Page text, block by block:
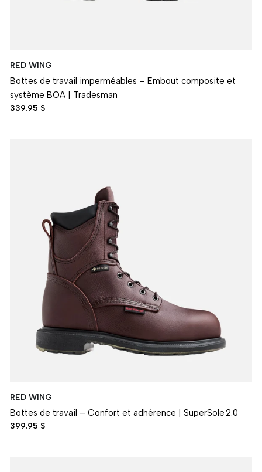
RED WING
Bottes de travail imperméables – Embout composite et
système BOA | Tradesman
339.95 $
RED WING
Bottes de travail – Confort et adhérence | SuperSole 2.0
399.95 $